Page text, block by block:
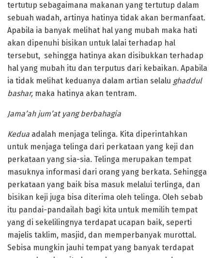
tertutup sebagaimana makanan yang tertutup dalam
sebuah wadah, artinya hatinya tidak akan bermanfaat.
Apabila ia banyak melihat hal yang mubah maka hati
akan dipenuhi bisikan untuk lalai terhadap hal
tersebut, sehingga hatinya akan disibukkan terhadap
hal yang mubah itu dan terputus dari kebaikan. Apabila
ia tidak melihat keduanya dalam artian selalu ghaddul
bashar, maka hatinya akan tentram.
Jama’ah jum’at yang berbahagia
Kedua adalah menjaga telinga. Kita diperintahkan
untuk menjaga telinga dari perkataan yang keji dan
perkataan yang sia-sia. Telinga merupakan tempat
masuknya informasi dari orang yang berkata. Sehingga
perkataan yang baik bisa masuk melalui terlinga, dan
bisikan keji juga bisa diterima oleh telinga. Oleh sebab
itu pandai-pandailah bagi kita untuk memilih tempat
yang di sekelilingnya terdapat ucapan baik, seperti
majelis taklim, masjid, dan memperbanyak murottal.
Sebisa mungkin jauhi tempat yang banyak terdapat